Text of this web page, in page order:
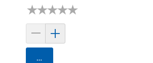
★★★★★
★★★★★
Agregar